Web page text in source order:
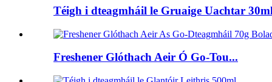
Téigh i dteagmháil le Gruaige Uachtar
Freshener Glóthach Aeir Ó Go-Tou...